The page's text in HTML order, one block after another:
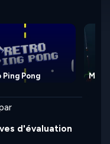
Ping Pong
d'évaluation